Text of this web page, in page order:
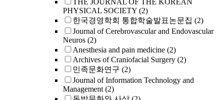
THE JOURNAL OF THE KOREAN
PHYSICAL SOCIETY (2)
한국경영학회 통합학술발표논문집 (2)
Journal of Cerebrovascular and Endovascular
Neuros (2)
Anesthesia and pain medicine (2)
Archives of Craniofacial Surgery (2)
민족문화연구 (2)
Journal of Information Technology and
Management (2)